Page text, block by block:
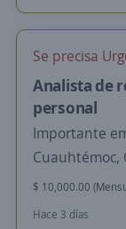
Se precisa
Analista de
personal
Importante
Cuauhtémoc,
$ 10,000.00
Hace 3 días